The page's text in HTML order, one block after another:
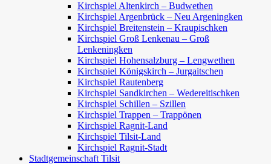
Kirchspiel Altenkirch – Budwethen
Kirchspiel Argenbrück – Neu Argeningken
Kirchspiel Breitenstein – Kraupischken
Kirchspiel Groß Lenkenau – Groß
Lenkeningken
Kirchspiel Hohensalzburg – Lengwethen
Kirchspiel Königskirch – Jurgaitschen
Kirchspiel Rautenberg
Kirchspiel Sandkirchen – Wedereitischken
Kirchspiel Schillen – Szillen
Kirchspiel Trappen – Trappönen
Kirchspiel Ragnit-Land
Kirchspiel Tilsit-Land
Kirchspiel Ragnit-Stadt
Stadtgemeinschaft Tilsit